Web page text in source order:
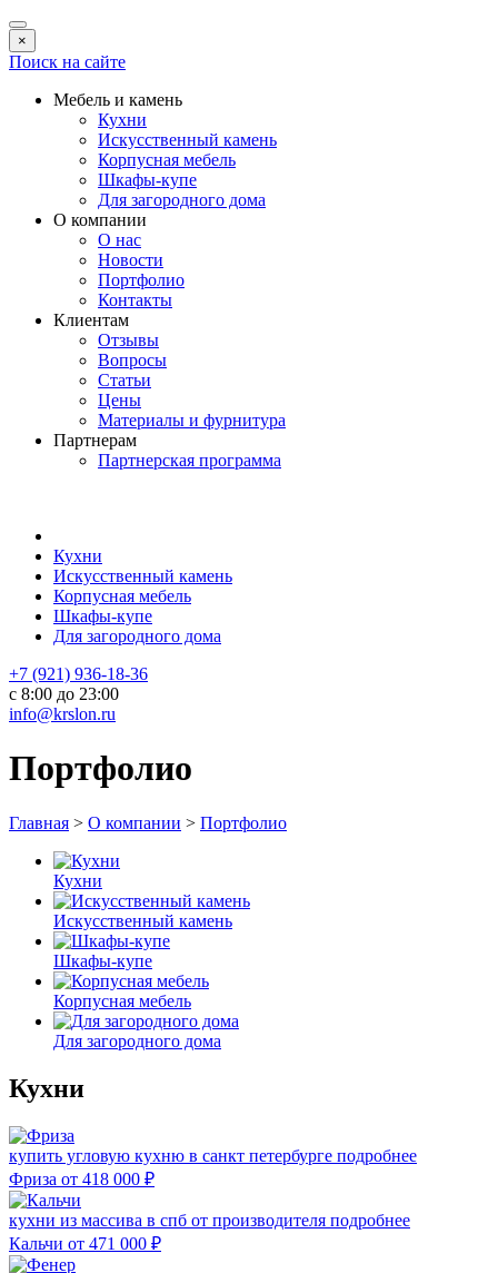
×
Поиск на сайте
Мебель и камень
Кухни
Искусственный камень
Корпусная мебель
Шкафы-купе
Для загородного дома
О компании
О нас
Новости
Портфолио
Контакты
Клиентам
Отзывы
Вопросы
Статьи
Цены
Материалы и фурнитура
Партнерам
Партнерская программа
Кухни
Искусственный камень
Корпусная мебель
Шкафы-купе
Для загородного дома
+7 (921) 936-18-36
с 8:00 до 23:00
info@krslon.ru
Портфолио
Главная > О компании > Портфолио
Кухни
Искусственный камень
Шкафы-купе
Корпусная мебель
Для загородного дома
Кухни
купить угловую кухню в санкт петербурге подробнее
Фриза от 418 000 ₽
кухни из массива в спб от производителя подробнее
Кальчи от 471 000 ₽